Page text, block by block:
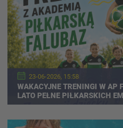
23-06-2026, 15:58
WAKACYJNE TRENINGI W AP
LATO PEŁNE PIŁKARSKICH